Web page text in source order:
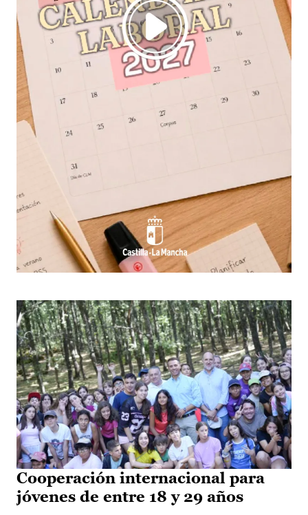
Cooperación internacional para
jóvenes de entre 18 y 29 años